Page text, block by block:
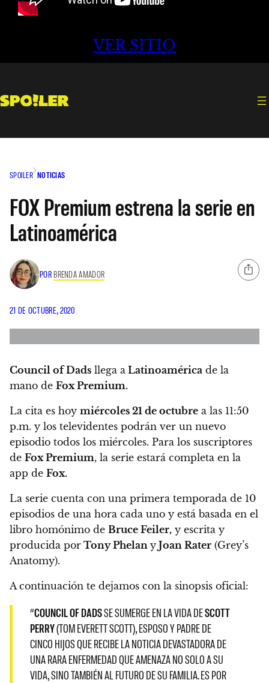
VER SITIO
SPOILER NOTICIAS
FOX Premium estrena la serie en
Latinoamérica
POR BRENDA AMADOR
21 DE OCTUBRE, 2020
Council of Dads llega a Latinoamérica de la
mano de Fox Premium.
La cita es hoy miércoles 21 de octubre a las 11:50
p.m. y los televidentes podrán ver un nuevo
episodio todos los miércoles. Para los suscriptores
de Fox Premium, la serie estará completa en la
app de Fox.
La serie cuenta con una primera temporada de 10
episodios de una hora cada uno y está basada en el
libro homónimo de Bruce Feiler, y escrita y
producida por Tony Phelan y Joan Rater (Grey’s
Anatomy).
A continuación te dejamos con la sinopsis oficial:
“COUNCIL OF DADSSE SUMERGE EN LA VIDA DESCOTT
PERRY(TOM EVERETT SCOTT), ESPOSO Y PADRE DE
CINCO HIJOS QUE RECIBE LA NOTICIA DEVASTADORA DE
UNA RARA ENFERMEDAD QUE AMENAZA NO SOLO A SU
VIDA, SINO TAMBIÉN AL FUTURO DE SU FAMILIA. ES POR